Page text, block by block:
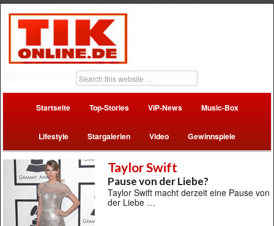
Startseite Top-Stories VIP-News Music-Box
Lifestyle Stargalerien Video Gewinnspiele
Taylor Swift
Pause von der Liebe?
Taylor Swift macht derzeit eine Pause von
der Liebe …